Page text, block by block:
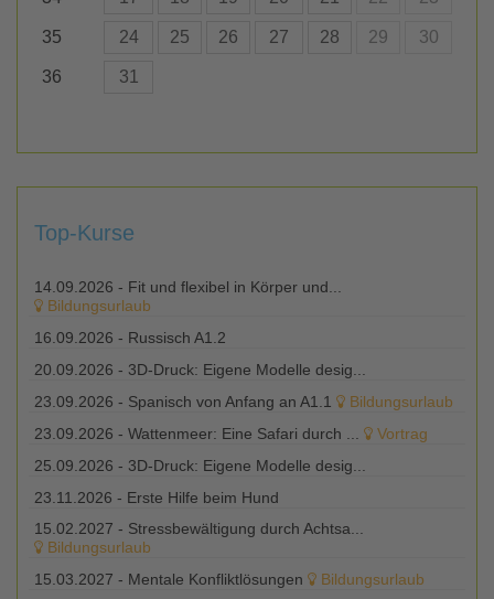
Plastikmüll!
35 24 25 26 27 28 29 30
36 31
Top-Kurse
14.09.2026 - Fit und flexibel in Körper und...
Bildungsurlaub
16.09.2026 - Russisch A1.2
20.09.2026 - 3D-Druck: Eigene Modelle desig...
23.09.2026 - Spanisch von Anfang an A1.1
Bildungsurlaub
23.09.2026 - Wattenmeer: Eine Safari durch ...
Vortrag
25.09.2026 - 3D-Druck: Eigene Modelle desig...
23.11.2026 - Erste Hilfe beim Hund
15.02.2027 - Stressbewältigung durch Achtsa...
Bildungsurlaub
15.03.2027 - Mentale Konfliktlösungen
Bildungsurlaub